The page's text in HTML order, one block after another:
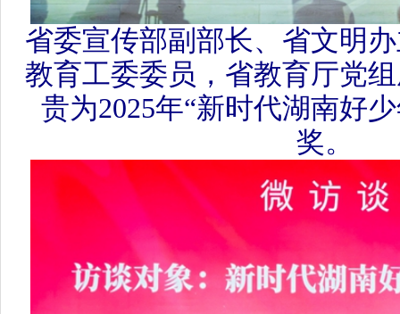
奖。